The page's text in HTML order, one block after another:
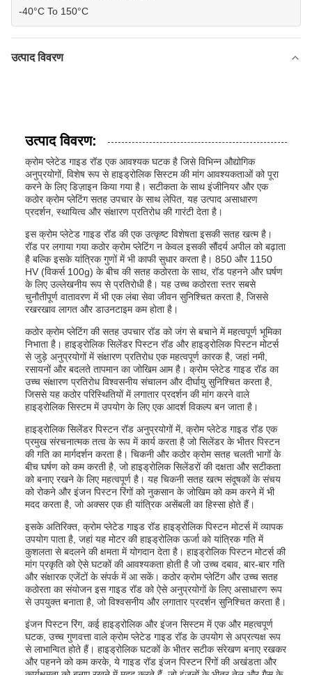
-40°C To 150°C
उत्पाद विवरण
उत्पाद विवरण:
क्रोम प्लेटेड गाइड रॉड एक आवश्यक घटक है जिसे विभिन्न औद्योगिक
अनुप्रयोगों, विशेष रूप से हाइड्रोलिक सिस्टम की मांग आवश्यकताओं को पूरा
करने के लिए डिज़ाइन किया गया है। सटीकता के साथ इंजीनियर और एक
कठोर क्रोम प्लेटिंग सतह उपचार के साथ लेपित, यह उत्पाद असाधारण
प्रदर्शन, स्थायित्व और संक्षारण प्रतिरोध की गारंटी देता है।
इस क्रोम प्लेटेड गाइड रॉड की एक उत्कृष्ट विशेषता इसकी सतह खत्म है।
रॉड पर लगाया गया कठोर क्रोम प्लेटिंग न केवल इसकी सौंदर्य अपील को बढ़ाता
है बल्कि इसके यांत्रिक गुणों में भी काफी सुधार करता है। 850 और 1150
HV (विकर्स 100g) के बीच की सतह कठोरता के साथ, रॉड पहनने और घर्षण
के लिए उल्लेखनीय रूप से प्रतिरोधी है। यह उच्च कठोरता स्तर सबसे
चुनौतीपूर्ण वातावरण में भी एक लंबा सेवा जीवन सुनिश्चित करता है, जिससे
रखरखाव लागत और डाउनटाइम कम होता है।
कठोर क्रोम प्लेटिंग की सतह उपचार रॉड को जंग से बचाने में महत्वपूर्ण भूमिका
निभाता है। हाइड्रोलिक सिलेंडर पिस्टन रॉड और हाइड्रोलिक पिस्टन मोटर्स
से जुड़े अनुप्रयोगों में संक्षारण प्रतिरोध एक महत्वपूर्ण कारक है, जहां नमी,
रसायनों और बदलते तापमान का जोखिम आम है। क्रोम प्लेटेड गाइड रॉड का
उच्च संक्षारण प्रतिरोध विश्वसनीय संचालन और दीर्घायु सुनिश्चित करता है,
जिससे यह कठोर परिस्थितियों में लगातार प्रदर्शन की मांग करने वाले
हाइड्रोलिक सिस्टम में उपयोग के लिए एक आदर्श विकल्प बन जाता है।
हाइड्रोलिक सिलेंडर पिस्टन रॉड अनुप्रयोगों में, क्रोम प्लेटेड गाइड रॉड एक
प्रमुख संरचनात्मक तत्व के रूप में कार्य करता है जो सिलेंडर के भीतर पिस्टन
की गति का मार्गदर्शन करता है। चिकनी और कठोर क्रोम सतह चलती भागों के
बीच घर्षण को कम करती है, जो हाइड्रोलिक सिलेंडरों की दक्षता और सटीकता
को बनाए रखने के लिए महत्वपूर्ण है। यह चिकनी सतह खत्म संदूषकों के संचय
को रोकने और इंजन पिस्टन रिंगों को नुकसान के जोखिम को कम करने में भी
मदद करता है, जो अक्सर एक ही यांत्रिक असेंबली का हिस्सा होते हैं।
इसके अतिरिक्त, क्रोम प्लेटेड गाइड रॉड हाइड्रोलिक पिस्टन मोटर्स में व्यापक
उपयोग पाता है, जहां यह मोटर की हाइड्रोलिक ऊर्जा को यांत्रिक गति में
कुशलता से बदलने की क्षमता में योगदान देता है। हाइड्रोलिक पिस्टन मोटर्स की
मांग प्रकृति को ऐसे घटकों की आवश्यकता होती है जो उच्च दबाव, बार-बार गति
और संक्षारक एजेंटों के संपर्क में आ सकें। कठोर क्रोम प्लेटिंग और उच्च सतह
कठोरता का संयोजन इस गाइड रॉड को ऐसे अनुप्रयोगों के लिए असाधारण रूप
से उपयुक्त बनाता है, जो विश्वसनीय और लगातार प्रदर्शन सुनिश्चित करता है।
इंजन पिस्टन रिंग, कई हाइड्रोलिक और इंजन सिस्टम में एक और महत्वपूर्ण
घटक, उच्च गुणवत्ता वाले क्रोम प्लेटेड गाइड रॉड के उपयोग से अप्रत्यक्ष रूप
से लाभान्वित होते हैं। हाइड्रोलिक घटकों के भीतर सटीक संरेखण बनाए रखकर
और पहनने को कम करके, ये गाइड रॉड इंजन पिस्टन रिंगों की अखंडता और